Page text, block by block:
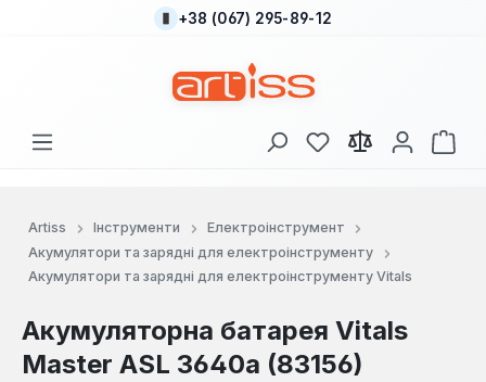
Перейти до основного вмісту
+38 (067) 295-89-12
У вас є 0 у списку
Artiss Інструменти
Електроінструмент
Акумулятори та зарядні для електроінструменту
Акумулятори та зарядні для електроінструменту Vitals
Акумуляторна батарея Vitals
Master ASL 3640a (83156)